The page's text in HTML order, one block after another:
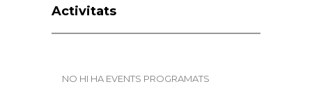
Activitats
NO HI HA EVENTS PROGRAMATS